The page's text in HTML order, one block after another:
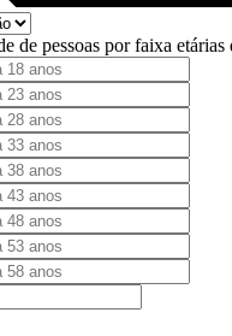
de pessoas por faixa etárias